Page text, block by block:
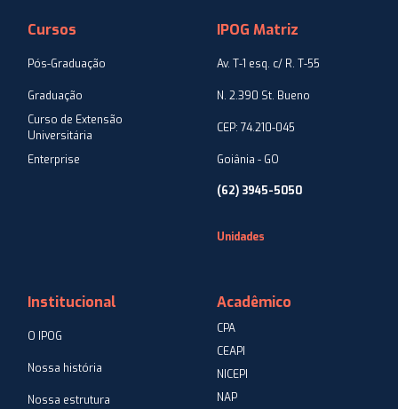
Cursos
Pós-Graduação
Graduação
Curso de Extensão
Universitária
Enterprise
Institucional
O IPOG
Nossa história
Nossa estrutura
Acadêmico
CPA
CEAPI
NICEPI
NAP
IPOG Matriz
Av. T-1 esq. c/ R. T-55
N. 2.390 St. Bueno
CEP: 74.210-045
Goiânia - GO
(62) 3945-5050
Unidades